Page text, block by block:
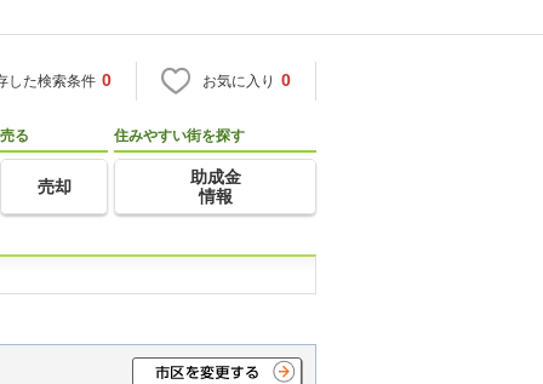
した検索条件 0 お気に入り 0
売る
売却
住みやすい街を探す
助成金
情報